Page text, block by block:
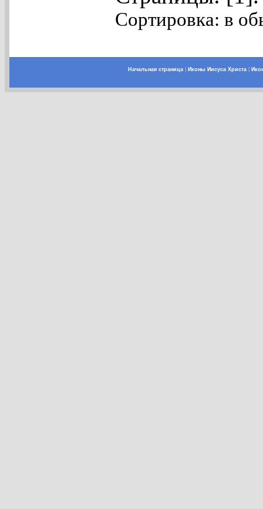
Сортировка: в
Начальная страница| Иконы Иисуса Христа|